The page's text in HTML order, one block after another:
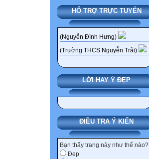
HỖ TRỢ TRỰC TUYẾN
(Nguyễn Đình Hưng)
(Trường THCS Nguyễn Trãi)
LỜI HAY Ý ĐẸP
ĐIỀU TRA Ý KIẾN
Bạn thấy trang này như thế nào?
Đẹp